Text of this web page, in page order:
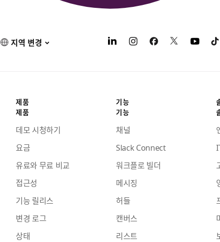
지역 변경
제품
제품
데모 시청하기
요금
유료와 무료 비교
접근성
기능 릴리스
변경 로그
상태
기능
기능
채널
Slack Connect
워크플로 빌더
메시징
허들
캔버스
리스트